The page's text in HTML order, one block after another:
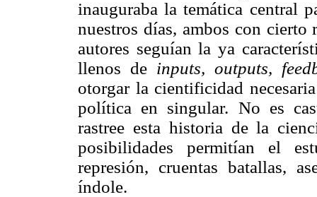
inauguraba la temática central
nuestros días, ambos con
autores seguían la ya
llenos de inputs, outputs,
otorgar la cientificidad
política en singular. No es
rastree esta historia de la
posibilidades permitían el
represión, cruentas batallas,
índole.